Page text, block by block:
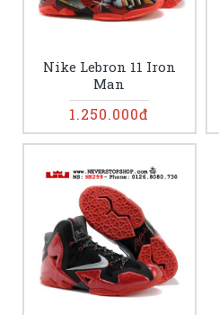
Nike Lebron 11 Iron
Man
1.250.000đ